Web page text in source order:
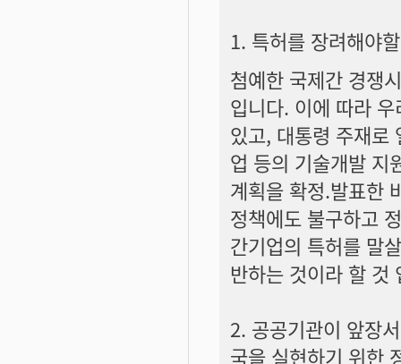
1. 특허를 장려해야
첨예한 국제간 경쟁
입니다. 이에 따라
있고, 대통령 주재로
업 등의 기술개발 지
계획을 확정.발표한
정책에도 불구하고
간기업의 특허를 말
반하는 것이라 할 것
2. 공공기관이 앞장
국을 실현하기 위한